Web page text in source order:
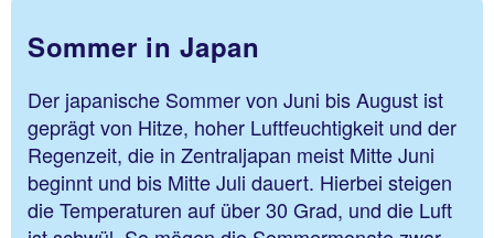
Sommer in Japan
Der japanische Sommer von Juni bis August ist
geprägt von Hitze, hoher Luftfeuchtigkeit und der
Regenzeit, die in Zentraljapan meist Mitte Juni
beginnt und bis Mitte Juli dauert. Hierbei steigen
die Temperaturen auf über 30 Grad, und die Luft